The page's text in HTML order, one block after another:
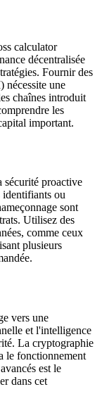
calculator
décentralisée
Fournir des
nécessite une
chaînes introduit
les
important.
sécurité proactive
identifiants ou
sont
Utilisez des
comme ceux
plusieurs
vers une
et l'intelligence
La cryptographie
le fonctionnement
est le
dans cet